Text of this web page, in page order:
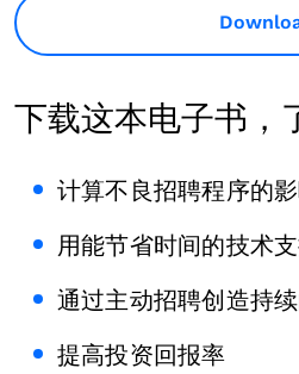
下载这本电子书，
计算不良招聘程序的
用能节省时间的技术
通过主动招聘创造持
提高投资回报率